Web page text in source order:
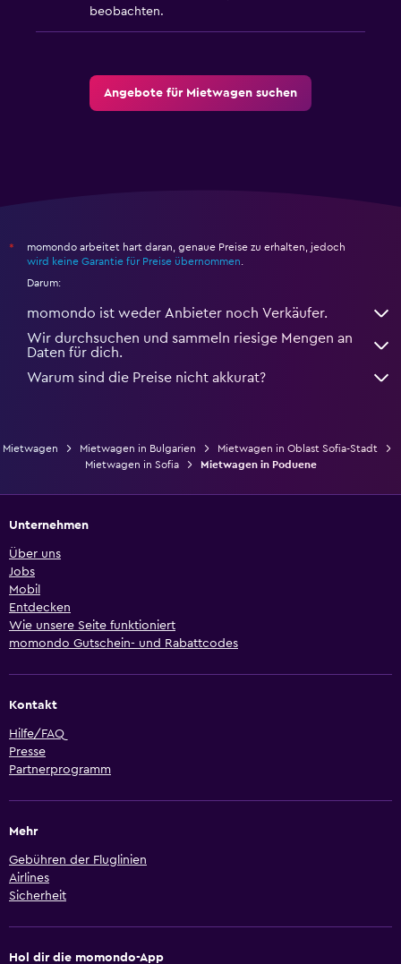
beobachten.
Angebote für Mietwagen suchen
*
momondo arbeitet hart daran, genaue Preise zu erhalten, jedoch
wird keine Garantie für Preise übernommen.
Darum:
momondo ist weder Anbieter noch Verkäufer.
Wir durchsuchen und sammeln riesige Mengen an
Daten für dich.
Warum sind die Preise nicht akkurat?
Mietwagen Mietwagen in Bulgarien
Mietwagen in Oblast Sofia-Stadt
Mietwagen in Sofia
Mietwagen in Poduene
Unternehmen
Über uns
Jobs
Mobil
Entdecken
Wie unsere Seite funktioniert
momondo Gutschein- und Rabattcodes
Kontakt
Hilfe/FAQ
Presse
Partnerprogramm
Mehr
Gebühren der Fluglinien
Airlines
Sicherheit
Hol dir die momondo-App